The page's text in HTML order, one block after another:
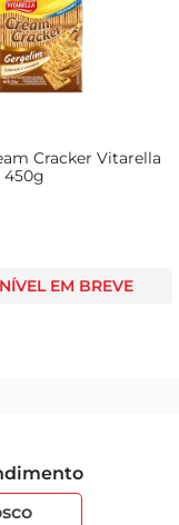
nutrição. Com
de um momento
especiais!
Cracker Vitarella
EM BREVE